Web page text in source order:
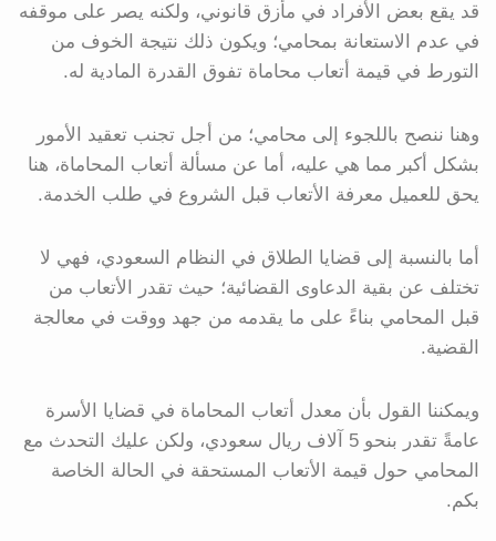
قد يقع بعض الأفراد في مأزق قانوني، ولكنه يصر على موقفه
في عدم الاستعانة بمحامي؛ ويكون ذلك نتيجة الخوف من
التورط في قيمة أتعاب محاماة تفوق القدرة المادية له.
وهنا ننصح باللجوء إلى محامي؛ من أجل تجنب تعقيد الأمور
بشكل أكبر مما هي عليه، أما عن مسألة أتعاب المحاماة، هنا
يحق للعميل معرفة الأتعاب قبل الشروع في طلب الخدمة.
أما بالنسبة إلى قضايا الطلاق في النظام السعودي، فهي لا
تختلف عن بقية الدعاوى القضائية؛ حيث تقدر الأتعاب من
قبل المحامي بناءً على ما يقدمه من جهد ووقت في معالجة
القضية.
ويمكننا القول بأن معدل أتعاب المحاماة في قضايا الأسرة
عامةً تقدر بنحو 5 آلاف ريال سعودي، ولكن عليك التحدث مع
المحامي حول قيمة الأتعاب المستحقة في الحالة الخاصة
بكم.